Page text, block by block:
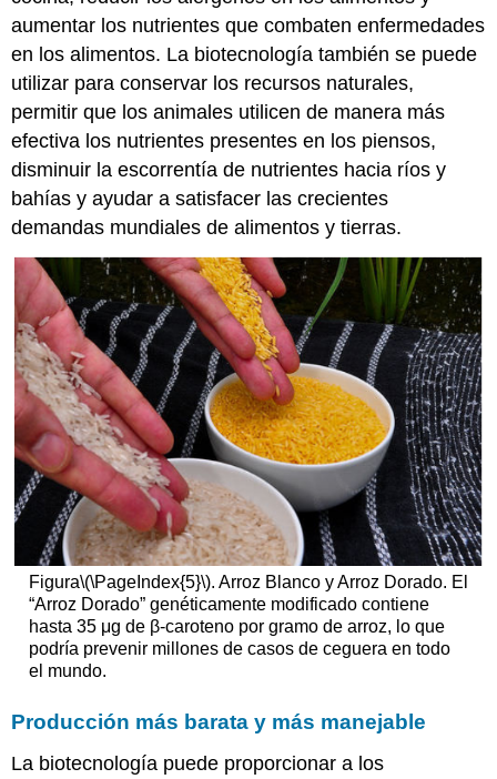
aumentar los nutrientes que combaten enfermedades
en los alimentos. La biotecnología también se puede
utilizar para conservar los recursos naturales,
permitir que los animales utilicen de manera más
efectiva los nutrientes presentes en los piensos,
disminuir la escorrentía de nutrientes hacia ríos y
bahías y ayudar a satisfacer las crecientes
demandas mundiales de alimentos y tierras.
Figura\(\PageIndex{5}\). Arroz Blanco y Arroz Dorado. El
“Arroz Dorado” genéticamente modificado contiene
hasta 35 μg de β-caroteno por gramo de arroz, lo que
podría prevenir millones de casos de ceguera en todo
el mundo.
Producción más barata y más manejable
La biotecnología puede proporcionar a los